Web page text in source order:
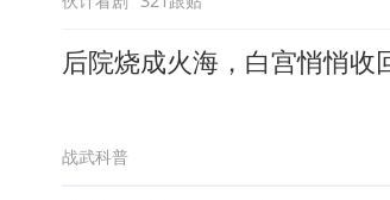
后院烧成火海，白宫悄悄收
战武科普